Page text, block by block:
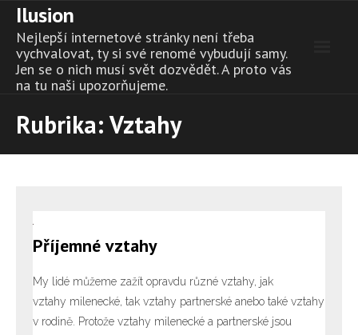
Skip
content
Ilusion
Nejlepší internetové stránky není třeba
vychvalovat, ty si své renomé vybudují samy.
Jen se o nich musí svět dozvědět. A proto vás
na tu naši upozorňujeme.
Rubrika: Vztahy
Příjemné vztahy
My lidé můžeme zažít opravdu různé vztahy, jak
vztahy milenecké, tak vztahy partnerské anebo také vztahy
v rodině. Protože vztahy milenecké a partnerské jsou